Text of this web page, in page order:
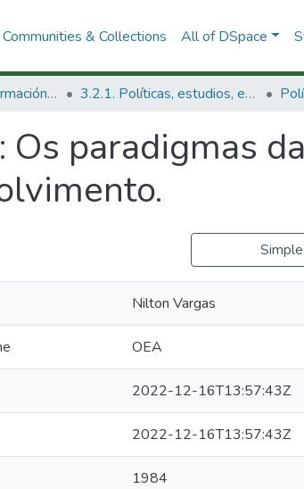
Communities & Collections All of DSpace
3. Recursos de Información Científica y Tecnológica 3.2.1. Políticas, estudios, evaluaciones e indicadores de CTeI
Os paradigmas
Nilton Vargas
OEA
2022-12-16T13:57:43Z
2022-12-16T13:57:43Z
1984